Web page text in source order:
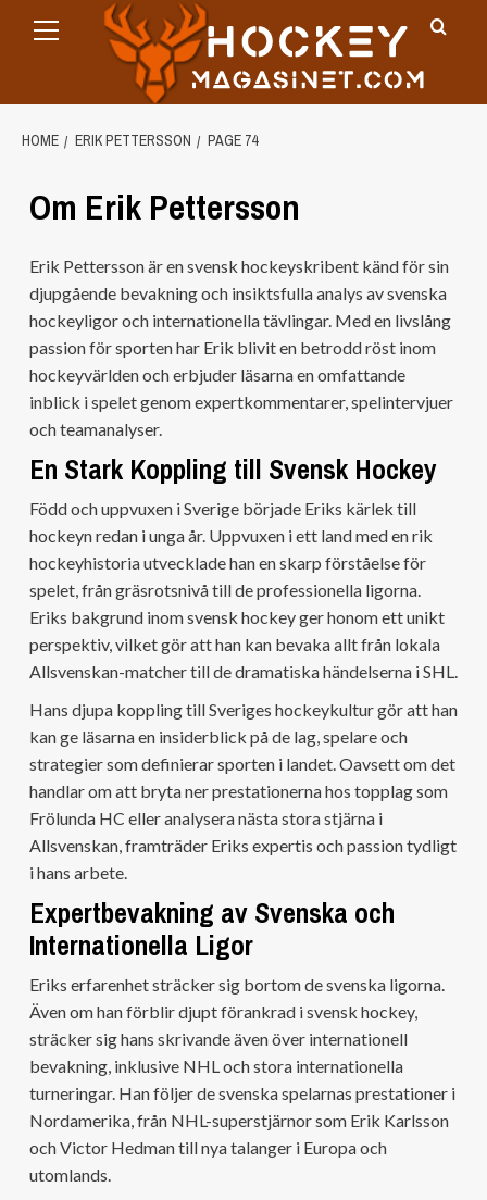
Menu
HOME ERIK PETTERSSON PAGE 74
Om Erik Pettersson
Erik Pettersson är en svensk hockeyskribent känd för sin
djupgående bevakning och insiktsfulla analys av svenska
hockeyligor och internationella tävlingar. Med en livslång
passion för sporten har Erik blivit en betrodd röst inom
hockeyvärlden och erbjuder läsarna en omfattande
inblick i spelet genom expertkommentarer, spelintervjuer
och teamanalyser.
En Stark Koppling till Svensk Hockey
Född och uppvuxen i Sverige började Eriks kärlek till
hockeyn redan i unga år. Uppvuxen i ett land med en rik
hockeyhistoria utvecklade han en skarp förståelse för
spelet, från gräsrotsnivå till de professionella ligorna.
Eriks bakgrund inom svensk hockey ger honom ett unikt
perspektiv, vilket gör att han kan bevaka allt från lokala
Allsvenskan-matcher till de dramatiska händelserna i SHL.
Hans djupa koppling till Sveriges hockeykultur gör att han
kan ge läsarna en insiderblick på de lag, spelare och
strategier som definierar sporten i landet. Oavsett om det
handlar om att bryta ner prestationerna hos topplag som
Frölunda HC eller analysera nästa stora stjärna i
Allsvenskan, framträder Eriks expertis och passion tydligt
i hans arbete.
Expertbevakning av Svenska och
Internationella Ligor
Eriks erfarenhet sträcker sig bortom de svenska ligorna.
Även om han förblir djupt förankrad i svensk hockey,
sträcker sig hans skrivande även över internationell
bevakning, inklusive NHL och stora internationella
turneringar. Han följer de svenska spelarnas prestationer i
Nordamerika, från NHL-superstjärnor som Erik Karlsson
och Victor Hedman till nya talanger i Europa och
utomlands.